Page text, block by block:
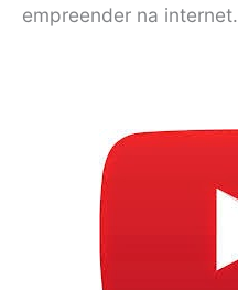
empreender na internet.